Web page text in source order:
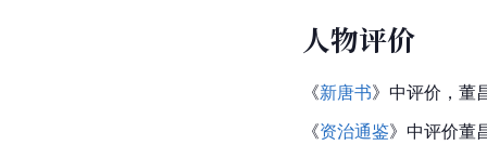
人物评价
《新唐书》中评价，董
《资治通鉴》中评价董